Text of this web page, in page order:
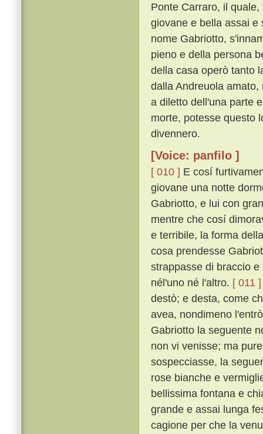
Ponte Carraro, il
giovane e bella assai e
nome Gabriotto,
pieno e della persona
della casa operò tanto
dalla Andreuola
a diletto dell'una parte
morte, potesse questo
divennero.
[Voice: panfilo ]
[ 010 ] E cosí
giovane una notte
Gabriotto, e lui con
mentre che cosí
e terribile, la forma
cosa prendesse
strappasse di braccio
nél'uno né l'altro. [ 011 ]
destò; e desta, come
avea, nondimeno
Gabriotto la seguente
non vi venisse; ma
sospecciasse, la
rose bianche e
bellissima fontana e
grande e assai lunga
cagione per che la